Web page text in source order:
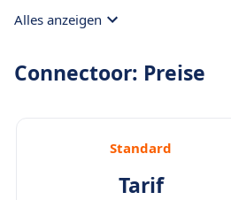
Beratung zur optimalen
automatisch an einem Ort
Alles anzeigen
Connectoor: Preise
Standard
Tarif